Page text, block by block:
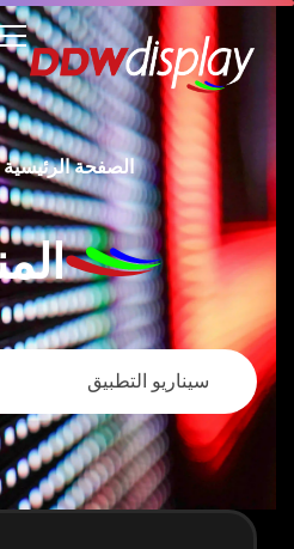
الصفحة الرئيسية
سيناريو التطبيق